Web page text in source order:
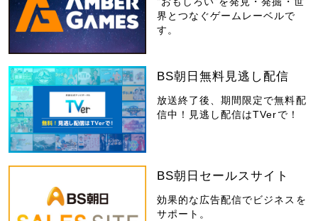
界とつなぐゲームレーベルで
す。
BS朝日無料見逃し配信
放送終了後、期間限定で無料配
信中！見逃し配信はTVerで！
BS朝日セールスサイト
効果的な広告配信でビジネスを
サポート。